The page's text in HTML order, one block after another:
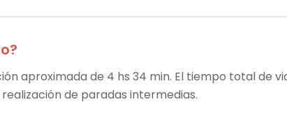
?
aproximada de 4 hs 34 min. El tiempo total de
de paradas intermedias.